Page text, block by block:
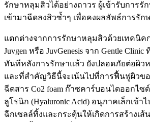
รักษาหลุมสิวได้อย่างถาวร ผู้เข้ารับการรั
เข้ามาฉีดลงสิวซ้ำๆ เพื่อคงผลลัพธ์การรัก
แตกต่างจากการรักษาหลุมสิวด้วยเทคนิค
Juvgen หรือ JuvGenesis จาก Gentle
ทันทีหลังการรักษาแล้ว ยังปลอดภัยต่อผิว
และที่สำคัญวิธีนี้จะเน้นไปที่การฟื้นฟูผิวขอ
ฉีดสาร Co2 foam ก๊าซคาร์บอนไดออกไซ
ลูโรนิก (Hyaluronic Acid) อนุภาคเล็กเข้า
ฉีกเซลล์ทิ้งและกระตุ้นให้เกิดการสร้างเส้